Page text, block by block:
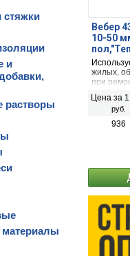
и
растворы
Вебер
10-50
жилых,
при
сложным
видов
Цена за
руб.
936